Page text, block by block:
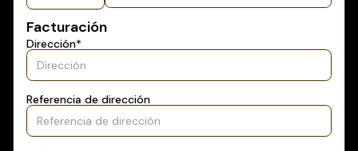
Facturación
Dirección*
Referencia de dirección